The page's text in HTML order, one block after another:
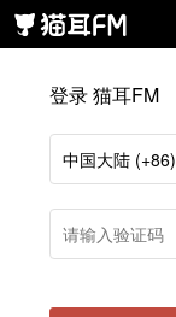
登录 猫耳FM
中国大陆 (+86)